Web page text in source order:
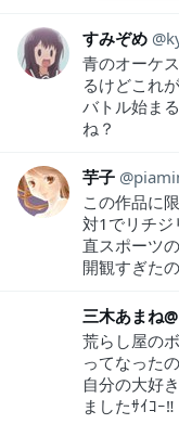
すみぞめ
青のオーケ
るけどこれ
バトル始ま
ね？
芋子
この作品に
対1でリチジ
直スポーツ
開観すぎたの
三木あまね
荒らし屋の
ってなったの
自分の大好
ましたｻｲｺｰ‼︎